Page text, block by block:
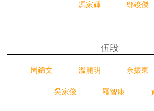
馮家輝 鄔竣傑
伍段
周錦文 溫麗明 余振東
吳家俊 羅智康